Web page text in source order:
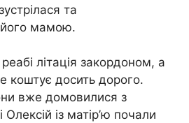
та
мамою.
літація закордоном, а
коштує досить дорого.
вже домовилися з
Олексій із матір’ю почали